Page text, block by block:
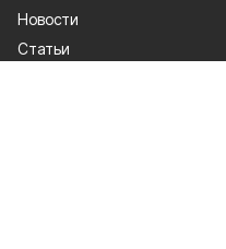
Новости
Статьи